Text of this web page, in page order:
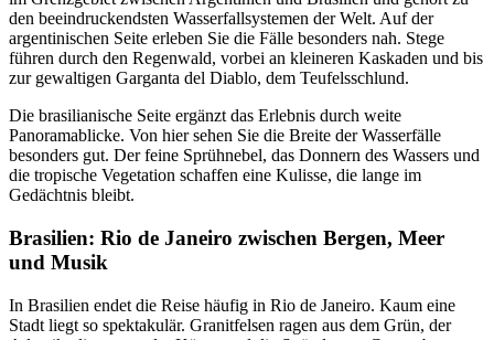
den beeindruckendsten Wasserfallsystemen der Welt. Auf der
argentinischen Seite erleben Sie die Fälle besonders nah. Stege
führen durch den Regenwald, vorbei an kleineren Kaskaden und bis
zur gewaltigen Garganta del Diablo, dem Teufelsschlund.
Die brasilianische Seite ergänzt das Erlebnis durch weite
Panoramablicke. Von hier sehen Sie die Breite der Wasserfälle
besonders gut. Der feine Sprühnebel, das Donnern des Wassers und
die tropische Vegetation schaffen eine Kulisse, die lange im
Gedächtnis bleibt.
Brasilien: Rio de Janeiro zwischen Bergen, Meer
und Musik
In Brasilien endet die Reise häufig in Rio de Janeiro. Kaum eine
Stadt liegt so spektakulär. Granitfelsen ragen aus dem Grün, der